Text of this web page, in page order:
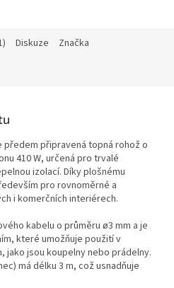
Diskuze Značka
předem připravená topná rohož o
410 W, určená pro trvalé
izolací. Díky plošnému
pro rovnoměrné a
i komerčních interiérech.
kabelu o průměru ø3 mm a je
které umožňuje použití v
jako jsou koupelny nebo prádelny.
má délku 3 m, což usnadňuje